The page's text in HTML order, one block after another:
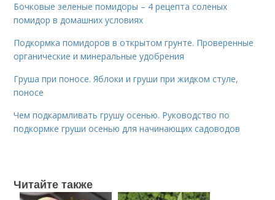
Бочковые зеленые помидоры – 4 рецепта соленых
помидор в домашних условиях
Подкормка помидоров в открытом грунте. Проверенные
органические и минеральные удобрения
Груша при поносе. Яблоки и груши при жидком стуле,
поносе
Чем подкармливать грушу осенью. Руководство по
подкормке груши осенью для начинающих садоводов
Читайте также